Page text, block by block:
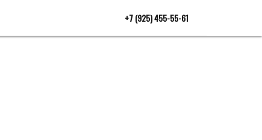
+7 (925) 455-55-61